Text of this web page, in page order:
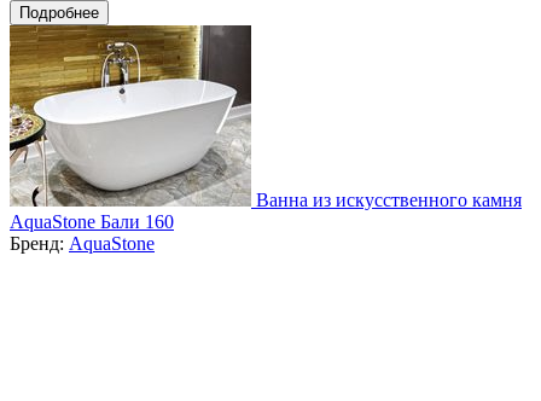
Подробнее
Ванна из искусственного камня
AquaStone Бали 160
Бренд: AquaStone